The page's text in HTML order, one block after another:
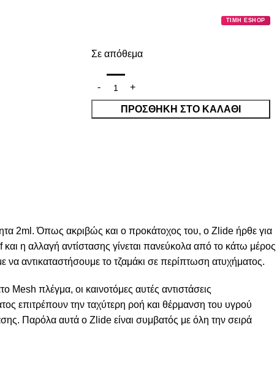
ΤΙΜΗ ESHOP
Σε απόθεμα
ΠΡΟΣΘΉΚΗ ΣΤΟ ΚΑΛΆΘΙ
2ml. Όπως ακριβώς και ο προκάτοχος του, ο Zlide ήρθε για
η αλλαγή αντίστασης γίνεται πανεύκολα από το κάτω μέρος
αντικαταστήσουμε το τζαμάκι σε περίπτωση ατυχήματος.
Mesh πλέγμα, οι καινοτόμες αυτές αντιστάσεις
επιτρέπουν την ταχύτερη ροή και θέρμανση του υγρού
Παρόλα αυτά ο Zlide είναι συμβατός με όλη την σειρά